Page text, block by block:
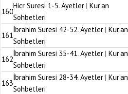
160
Hicr Suresi 1-5. Ayetler | Kur’an
Sohbetleri
161
İbrahim Suresi 42-52. Ayetler | Kur’an
Sohbetleri
162
İbrahim Suresi 35-41. Ayetler | Kur’an
Sohbetleri
163
İbrahim Suresi 28-34. Ayetler | Kur’an
Sohbetleri